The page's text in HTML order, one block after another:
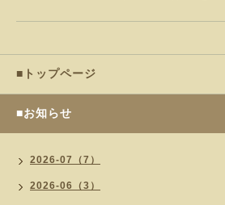
■トップページ
■お知らせ
2026-07（7）
2026-06（3）